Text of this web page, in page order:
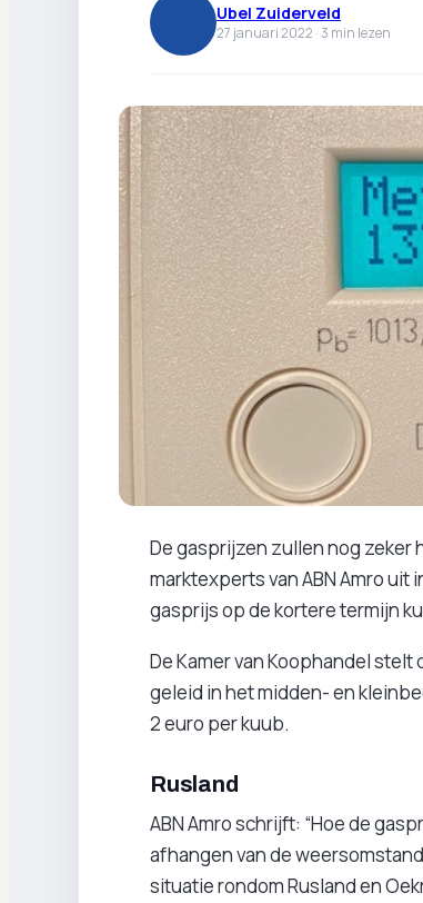
Ubel Zuiderveld
27 januari 2022 ·3 min lezen
De gasprijzen zullen nog zeker
marktexperts van ABN Amro
gasprijs op de kortere termijn
De Kamer van Koophandel
geleid in het midden- en
2 euro per kuub.
Rusland
ABN Amro schrijft: “Hoe de
afhangen van de
situatie rondom Rusland en